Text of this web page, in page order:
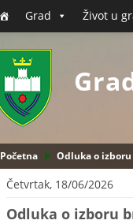
Grad Život u
Početna Odluka o izboru
Četvrtak, 18/06/2026
Odluka o izboru